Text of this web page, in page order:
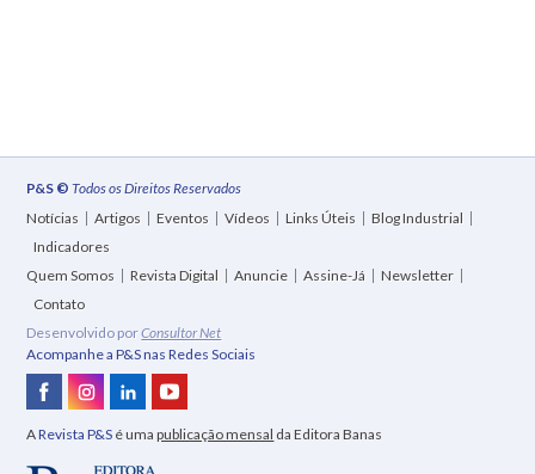
P&S © Todos os Direitos Reservados
Notícias
Artigos Eventos Vídeos Links Úteis
Blog Industrial
Indicadores
Quem Somos
Revista Digital Anuncie Assine-Já
Newsletter
Contato
Desenvolvido porConsultor Net
Acompanhe a P&S nas Redes Sociais
ARevista P&S é umapublicação mensal da Editora Banas